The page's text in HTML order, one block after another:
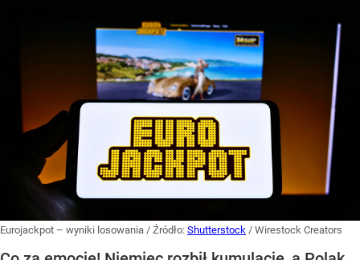
Eurojackpot – wyniki losowania / Źródło: Shutterstock / Wirestock Creators